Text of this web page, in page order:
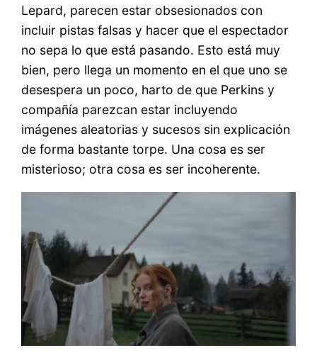
Lepard, parecen estar obsesionados con
incluir pistas falsas y hacer que el espectador
no sepa lo que está pasando. Esto está muy
bien, pero llega un momento en el que uno se
desespera un poco, harto de que Perkins y
compañía parezcan estar incluyendo
imágenes aleatorias y sucesos sin explicación
de forma bastante torpe. Una cosa es ser
misterioso; otra cosa es ser incoherente.